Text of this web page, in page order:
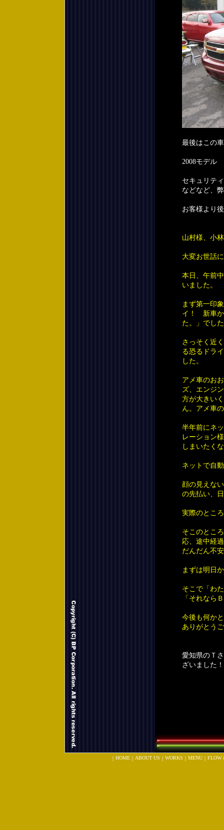
最後はこの
2008モデル
セキュリテ
などなど、
お客様より
山村様、小
大変お世話
本日、午前
いました。
まず第一印
イ！ 新車
た。」でし
さっそく近
る恐るドラ
した。
アメ車のお
ズ、エンジ
方が大きい
ん。アメ車
半年前にネ
レーション
しまいたく
ネットで自
顔の見えな
の先払い、
実際のとこ
そこのとこ
応、途中経
だんだん不
まずは明日
そこで「わ
「それなら
今後も何か
ありがとう
愛知県のＴ
ざいました！
｜ HOME ｜ ABOUT US ｜ WORKS ｜ MENU ｜ FLOW